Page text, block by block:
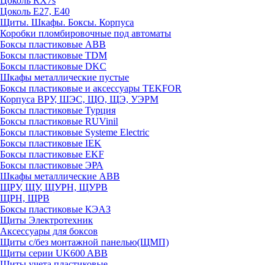
Цоколь Е27, E40
Щиты. Шкафы. Боксы. Корпуса
Коробки пломбировочные под автоматы
Боксы пластиковые ABB
Боксы пластиковые TDM
Боксы пластиковые DKC
Шкафы металлические пустые
Боксы пластиковые и аксессуары TEKFOR
Корпуса ВРУ, ШЭС, ЩО, ЩЭ, УЭРМ
Боксы пластиковые Турция
Боксы пластиковые RUVinil
Боксы пластиковые Systeme Electric
Боксы пластиковые IEK
Боксы пластиковые EKF
Боксы пластиковые ЭРА
Шкафы металлические ABB
ЩРУ, ЩУ, ЩУРН, ЩУРВ
ЩРН, ЩРВ
Боксы пластиковые КЭАЗ
Щиты Электротехник
Аксессуары для боксов
Щиты с/без монтажной панелью(ЩМП)
Щиты серии UK600 ABB